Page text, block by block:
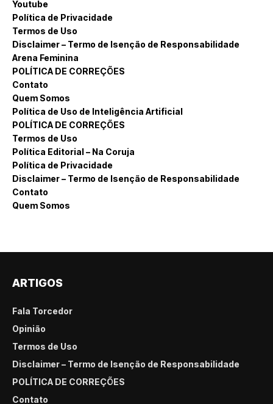
Youtube
Política de Privacidade
Termos de Uso
Disclaimer – Termo de Isenção de Responsabilidade
Arena Feminina
POLÍTICA DE CORREÇÕES
Contato
Quem Somos
Política de Uso de Inteligência Artificial
POLÍTICA DE CORREÇÕES
Termos de Uso
Política Editorial – Na Coruja
Política de Privacidade
Disclaimer – Termo de Isenção de Responsabilidade
Contato
Quem Somos
ARTIGOS
Fala Torcedor
Opinião
Termos de Uso
Disclaimer – Termo de Isenção de Responsabilidade
POLÍTICA DE CORREÇÕES
Contato